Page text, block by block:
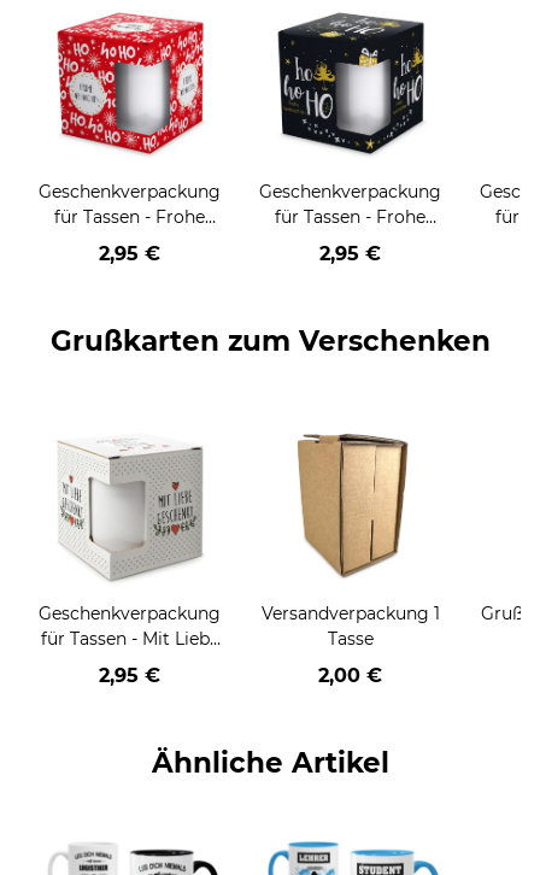
Geschenkverpackung
für Tassen - Frohe
Weihnachten - HO
HO HO - rot
2,95 €
Geschenkverpackung
für Tassen - Frohe
Weihnachten - HO
HO HO - schwarz
2,95 €
für
Grußkarten zum Verschenken
Geschenkverpackung
für Tassen - Mit Liebe
geschenkt
2,95 €
Versandverpackung 1
Tasse
2,00 €
Ähnliche Artikel